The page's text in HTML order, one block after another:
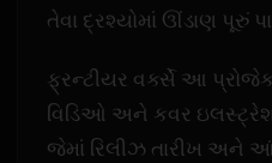
તેવા દ્રશ્યોમાં ઊંડાણ પૂરું
ફ્રન્ટીયર વર્ક્સે આ
વિડિઓ અને કવર
જેમાં રિલીઝ તારીખ અને